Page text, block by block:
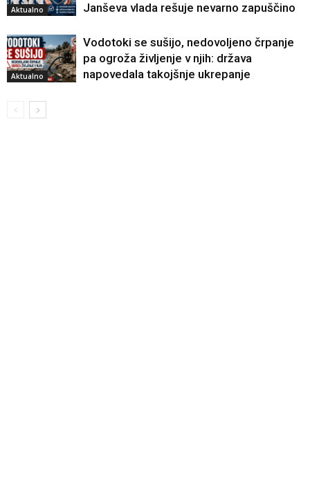
Aktualno
Janševa vlada rešuje nevarno zapuščino
Aktualno
Vodotoki se sušijo, nedovoljeno črpanje
pa ogroža življenje v njih: država
napovedala takojšnje ukrepanje